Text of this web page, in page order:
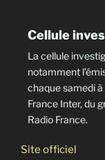
Cellule
La cellule
notamment
chaque samedi
France Inter, du
Radio France.
Site officiel